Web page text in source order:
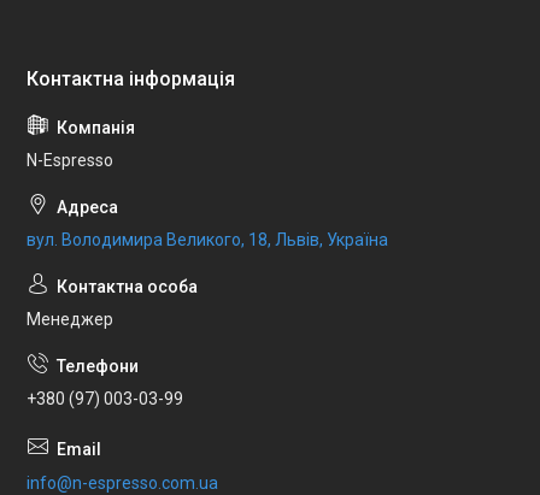
N-Espresso
вул. Володимира Великого, 18, Львів, Україна
Менеджер
+380 (97) 003-03-99
info@n-espresso.com.ua